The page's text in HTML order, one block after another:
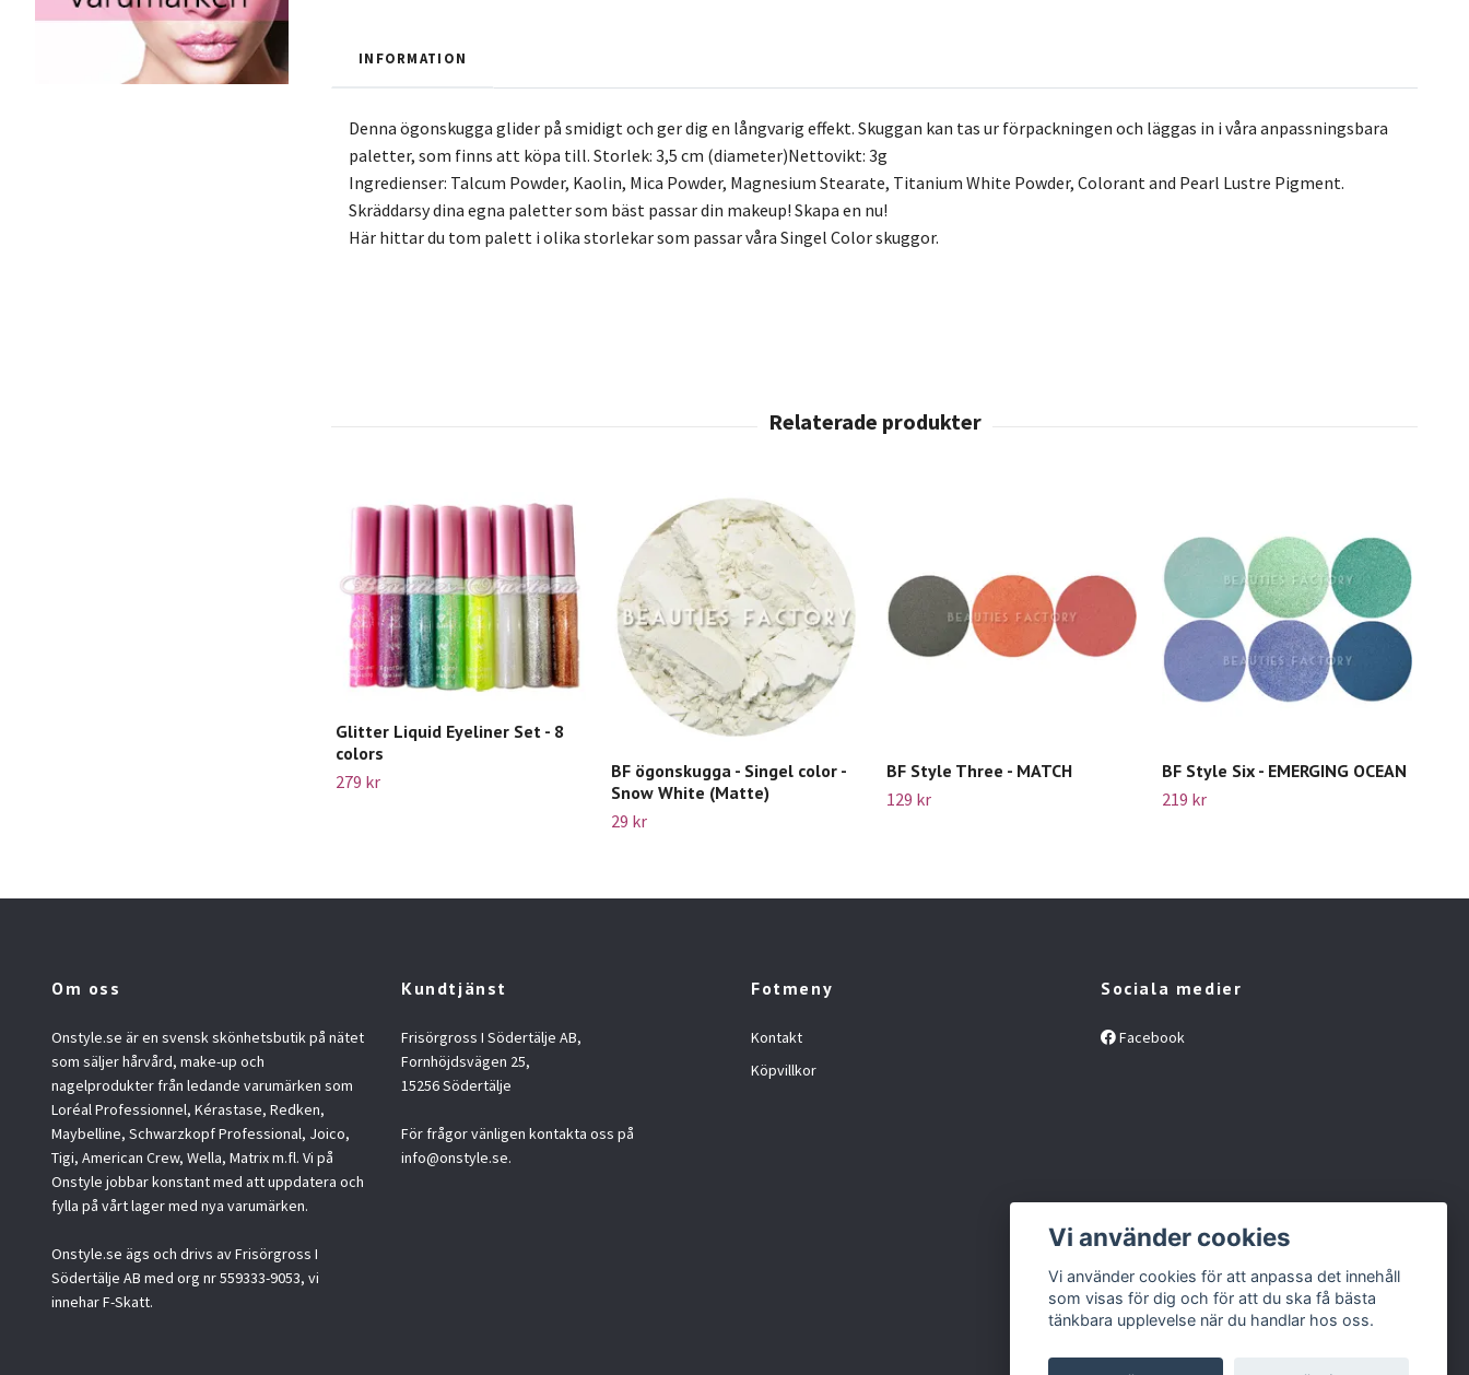
INFORMATION
Denna ögonskugga glider på smidigt och ger dig en långvarig effekt. Skuggan kan tas ur förpackningen och läggas in i våra anpassningsbara
paletter, som finns att köpa till. Storlek: 3,5 cm (diameter)Nettovikt: 3g
Ingredienser: Talcum Powder, Kaolin, Mica Powder, Magnesium Stearate, Titanium White Powder, Colorant and Pearl Lustre Pigment.
Skräddarsy dina egna paletter som bäst passar din makeup! Skapa en nu!
Här hittar du tom palett i olika storlekar som passar våra Singel Color skuggor.
Glitter Liquid Eyeliner Set - 8
colors
279 kr
BF ögonskugga - Singel color -
Snow White (Matte)
29 kr
BF Style Three - MATCH
129 kr
BF Style Six - EMERGING OCEAN
219 kr
Om oss
Onstyle.se är en svensk skönhetsbutik på nätet
som säljer hårvård, make-up och
nagelprodukter från ledande varumärken som
Loréal Professionnel, Kérastase, Redken,
Maybelline, Schwarzkopf Professional, Joico,
Tigi, American Crew, Wella, Matrix m.fl. Vi på
Onstyle jobbar konstant med att uppdatera och
fylla på vårt lager med nya varumärken.
Onstyle.se ägs och drivs av Frisörgross I
Södertälje AB med org nr 559333-9053, vi
innehar F-Skatt.
Kundtjänst
Frisörgross I Södertälje AB,
Fornhöjdsvägen 25,
15256 Södertälje
För frågor vänligen kontakta oss på
info@onstyle.se.
Fotmeny
Kontakt
Köpvillkor
Sociala medier
Facebook
Vi använder cookies
Vi använder cookies för att anpassa det innehåll
som visas för dig och för att du ska få bästa
tänkbara upplevelse när du handlar hos oss.